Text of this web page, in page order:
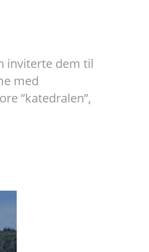
inviterte dem til
med
”katedralen”,